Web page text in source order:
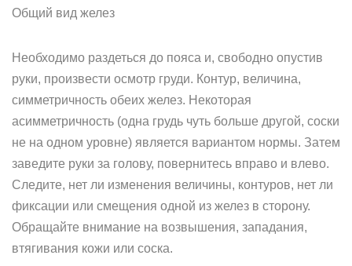
Общий вид желез
Необходимо раздеться до пояса и, свободно опустив
руки, произвести осмотр груди. Контур, величина,
симметричность обеих желез. Некоторая
асимметричность (одна грудь чуть больше другой, соски
не на одном уровне) является вариантом нормы. Затем
заведите руки за голову, повернитесь вправо и влево.
Следите, нет ли изменения величины, контуров, нет ли
фиксации или смещения одной из желез в сторону.
Обращайте внимание на возвышения, западания,
втягивания кожи или соска.